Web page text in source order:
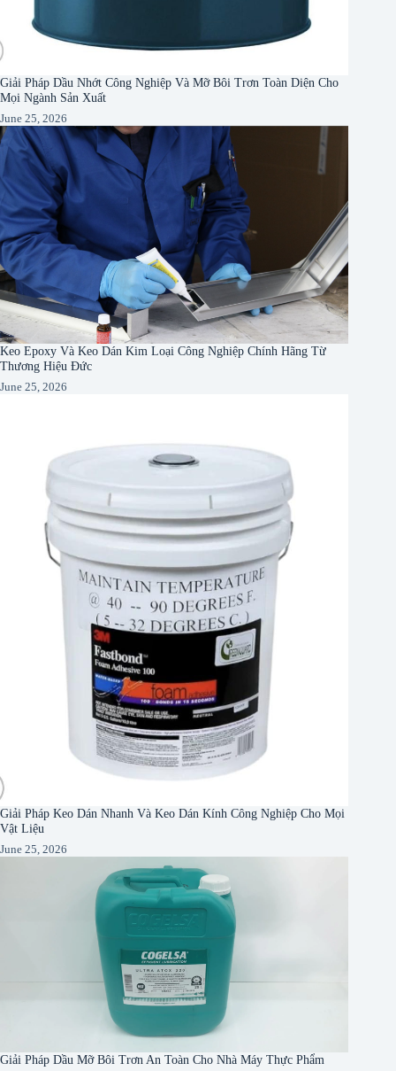
Giải Pháp Dầu Nhớt Công Nghiệp Và Mỡ Bôi Trơn Toàn Diện Cho
Mọi Ngành Sản Xuất
June 25, 2026
Keo Epoxy Và Keo Dán Kim Loại Công Nghiệp Chính Hãng Từ
Thương Hiệu Đức
June 25, 2026
Giải Pháp Keo Dán Nhanh Và Keo Dán Kính Công Nghiệp Cho Mọi
Vật Liệu
June 25, 2026
Giải Pháp Dầu Mỡ Bôi Trơn An Toàn Cho Nhà Máy Thực Phẩm